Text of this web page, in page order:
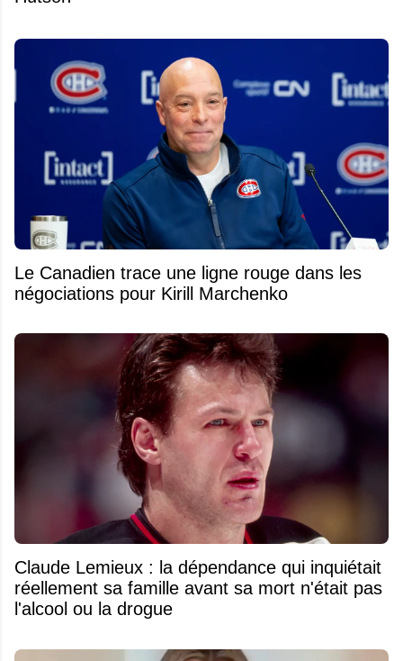
Le Canadien trace une ligne rouge dans les
négociations pour Kirill Marchenko
Claude Lemieux : la dépendance qui inquiétait
réellement sa famille avant sa mort n'était pas
l'alcool ou la drogue